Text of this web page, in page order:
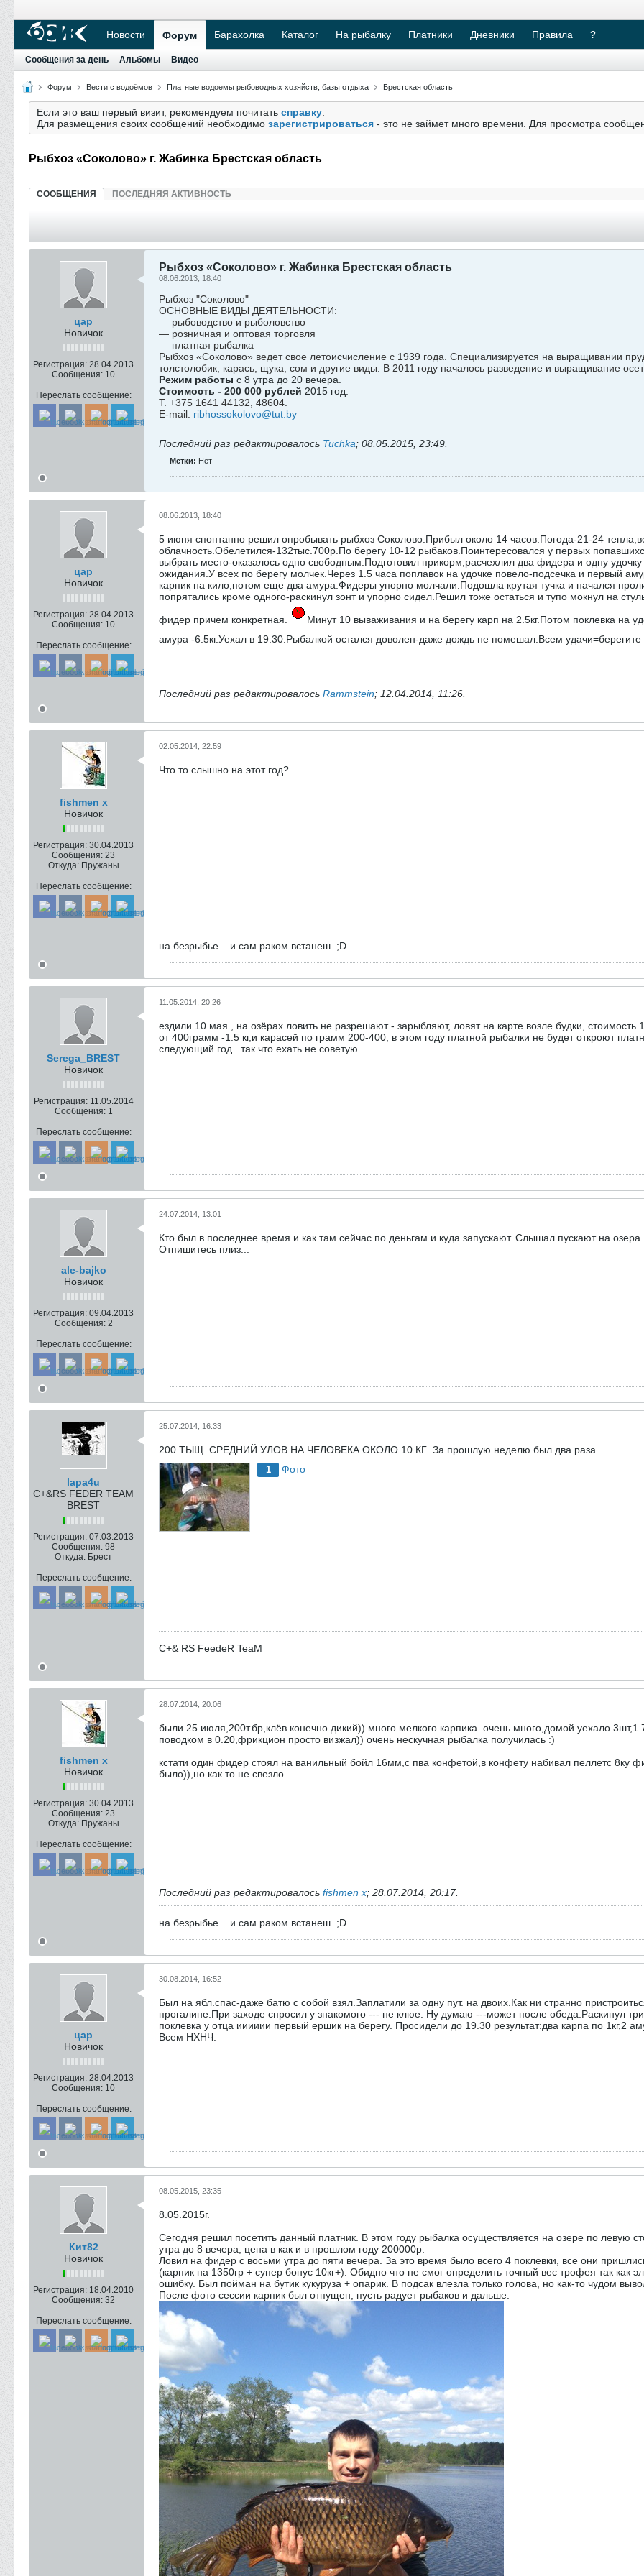
Новости Форум Барахолка Каталог На рыбалку Платники Дневники Правила ?
Сообщения за день Альбомы Видео
Форум Вести с водоёмов Платные водоемы рыбоводных хозяйств, базы отдыха Брестская область
Если это ваш первый визит, рекомендуем почитать справку
Для размещения своих сообщений необходимо зарегистрироваться - это не займет много времени. Для просмотра
Рыбхоз «Соколово» г. Жабинка Брестская область
СООБЩЕНИЯ ПОСЛЕДНЯЯ АКТИВНОСТЬ
цар
Новичок
Регистрация: 28.04.2013
Сообщения: 10
Переслать сообщение:
Рыбхоз «Соколово» г. Жабинка Брестская область
08.06.2013, 18:40
Рыбхоз "Соколово"
ОСНОВНЫЕ ВИДЫ ДЕЯТЕЛЬНОСТИ:
— рыбоводство и рыболовство
— розничная и оптовая торговля
— платная рыбалка
Рыбхоз «Соколово» ведет свое летоисчисление с 1939 года. Специализируется на выращивании
толстолобик, карась, щука, сом и другие виды. В 2011 году началось разведение и выращивание
Режим работы с 8 утра до 20 вечера.
Стоимость - 200 000 рублей 2015 год.
Т. +375 1641 44132, 48604.
E-mail: ribhossokolovo@tut.by
Последний раз редактировалось Tuchka; 08.05.2015, 23:49
Метки: Нет
цар
Новичок
Регистрация: 28.04.2013
Сообщения: 10
Переслать сообщение:
08.06.2013, 18:40
5 июня спонтанно решил опробывать рыбхоз Соколово.Прибыл около 14 часов.Погода-21-24
облачность.Обелетился-132тыс.700р.По берегу 10-12 рыбаков.Поинтересовался у первых
выбрать место-оказалось одно свободным.Подготовил прикорм,расчехлил два фидера и одну
ожидания.У всех по берегу молчек.Через 1.5 часа поплавок на удочке повело-подсечка и первый
карпик на кило,потом еще два амура.Фидеры упорно молчали.Подошла крутая тучка и начался
попрятались кроме одного-раскинул зонт и упорно сидел.Решил тоже остаться и тупо мокнул на
фидер причем конкретная.
Минут 10 вываживания и на берегу карп на 2.5кг.Потом поклевка на
амура -6.5кг.Уехал в 19.30.Рыбалкой остался доволен-даже дождь не помешал.Всем удачи=берегите
Последний раз редактировалось Rammstein; 12.04.2014, 11:26
fishmen х
Новичок
Регистрация: 30.04.2013
Сообщения: 23
Откуда: Пружаны
Переслать сообщение:
02.05.2014, 22:59
Что то слышно на этот год?
на безрыбье... и сам раком встанеш. ;D
Serega_BREST
Новичок
Регистрация: 11.05.2014
Сообщения: 1
Переслать сообщение:
11.05.2014, 20:26
ездили 10 мая , на озёрах ловить не разрешают - зарыбляют, ловят на карте возле будки, стоимость
от 400грамм -1.5 кг,и карасей по грамм 200-400, в этом году платной рыбалки не будет откроют
следующий год . так что ехать не советую
ale-bajko
Новичок
Регистрация: 09.04.2013
Сообщения: 2
Переслать сообщение:
24.07.2014, 13:01
Кто был в последнее время и как там сейчас по деньгам и куда запускают. Слышал пускают на
Отпишитесь плиз...
lapa4u
C+&RS FEDER TEAM
BREST
Регистрация: 07.03.2013
Сообщения: 98
Откуда: Брест
Переслать сообщение:
25.07.2014, 16:33
200 ТЫЩ .СРЕДНИЙ УЛОВ НА ЧЕЛОВЕКА ОКОЛО 10 КГ .За прошлую неделю был два раза.
1 Фото
C+& RS FeedeR TeaM
fishmen х
Новичок
Регистрация: 30.04.2013
Сообщения: 23
Откуда: Пружаны
Переслать сообщение:
28.07.2014, 20:06
были 25 июля,200т.бр,клёв конечно дикий)) много мелкого карпика..очень много,домой уехало
поводком в 0.20,фрикцион просто визжал)) очень нескучная рыбалка получилась :)
кстати один фидер стоял на ванильный бойл 16мм,с пва конфетой,в конфету набивал пеллетс 8ку
было)),но как то не свезло
Последний раз редактировалось fishmen х; 28.07.2014, 20:17.
на безрыбье... и сам раком встанеш. ;D
цар
Новичок
Регистрация: 28.04.2013
Сообщения: 10
Переслать сообщение:
30.08.2014, 16:52
Был на ябл.спас-даже батю с собой взял.Заплатили за одну пут. на двоих.Как ни странно
прогалине.При заходе спросил у знакомого --- не клюе. Ну думаю ---может после обеда.Раскинул
поклевка у отца ииииии первый ершик на берегу. Просидели до 19.30 результат:два карпа по 1кг,2
Всем НХНЧ.
Кит82
Новичок
Регистрация: 18.04.2010
Сообщения: 32
Переслать сообщение:
08.05.2015, 23:35
8.05.2015г.
Сегодня решил посетить данный платник. В этом году рыбалка осуществляется на озере по левую
утра до 8 вечера, цена в как и в прошлом году 200000р.
Ловил на фидер с восьми утра до пяти вечера. За это время было всего 4 поклевки, все они
(карпик на 1350гр + супер бонус 10кг+). Обидно что не смог определить точный вес трофея так как
ошибку. Был пойман на бутик кукуруза + опарик. В подсак влезла только голова, но как-то чудом
После фото сессии карпик был отпущен, пусть радует рыбаков и дальше.